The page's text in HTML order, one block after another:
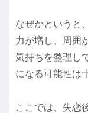
なぜかというと
力が増し、周囲
気持ちを整理し
になる可能性は
ここでは、失恋